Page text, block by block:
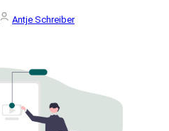
Antje Schreiber